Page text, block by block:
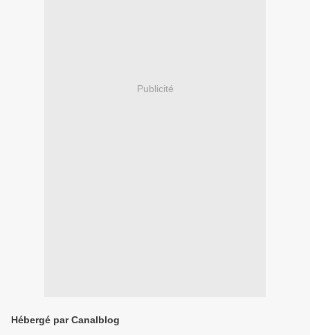
Publicité
Hébergé par Canalblog